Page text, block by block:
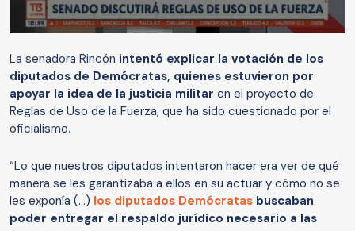
La senadora Rincón intentó explicar la votación de los
diputados de Demócratas, quienes estuvieron por
apoyar la idea de la justicia militar en el proyecto de
Reglas de Uso de la Fuerza, que ha sido cuestionado por el
oficialismo.
“Lo que nuestros diputados intentaron hacer era ver de qué
manera se les garantizaba a ellos en su actuar y cómo no se
les exponía (...) los diputados Demócratas buscaban
poder entregar el respaldo jurídico necesario a las